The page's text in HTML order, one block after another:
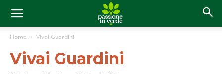
Home Vivai Guardini
Vivai Guardini